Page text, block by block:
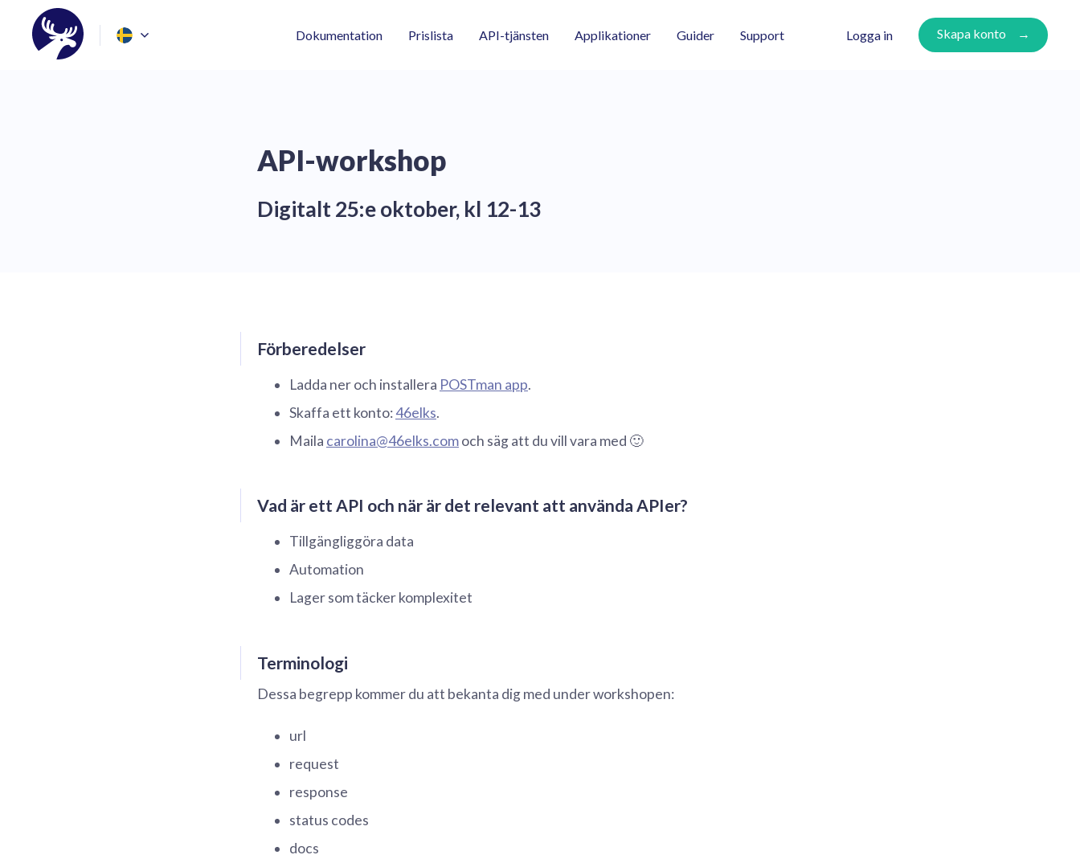
Dokumentation Prislista API-tjänsten Applikationer Guider Support Logga in Skapa konto
API-workshop
Digitalt 25:e oktober, kl 12-13
Förberedelser
Ladda ner och installera POSTman app.
Skaffa ett konto:46elks.
Maila carolina@46elks.comoch säg att du vill vara med 🙂
Vad är ett API och när är det relevant att använda APIer?
Tillgängliggöra data
Automation
Lager som täcker komplexitet
Terminologi
Dessa begrepp kommer du att bekanta dig med under workshopen:
url
request
response
status codes
docs